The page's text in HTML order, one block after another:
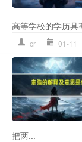
高等学校的学历具
cr 01-11
把两...